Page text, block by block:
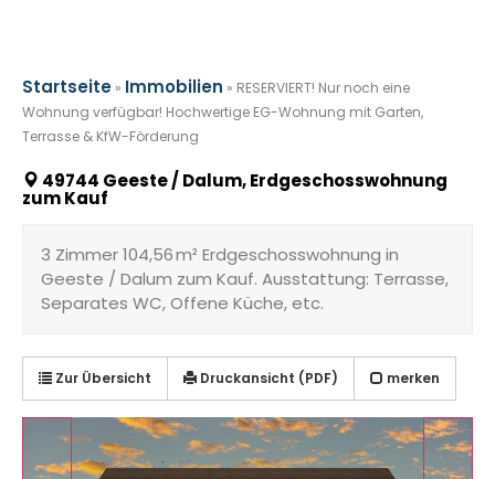
Startseite » Immobilien » RESERVIERT! Nur noch eine
Wohnung verfügbar! Hochwertige EG-Wohnung mit Garten,
Terrasse & KfW-Förderung
49744 Geeste / Dalum, Erdgeschosswohnung
zum Kauf
3 Zimmer 104,56 m² Erdgeschosswohnung in
Geeste / Dalum zum Kauf. Ausstattung: Terrasse,
Separates WC, Offene Küche, etc.
Zur Übersicht Druckansicht (PDF) merken